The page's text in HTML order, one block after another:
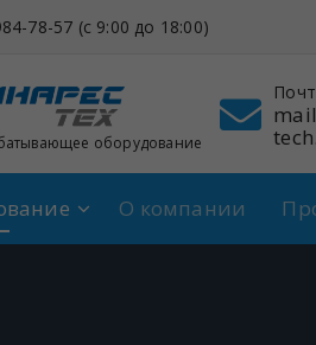
78-57 (c 9:00 до 18:00)
оборудование
Адрес
Щербинка,
Спортивная, 7
О компании